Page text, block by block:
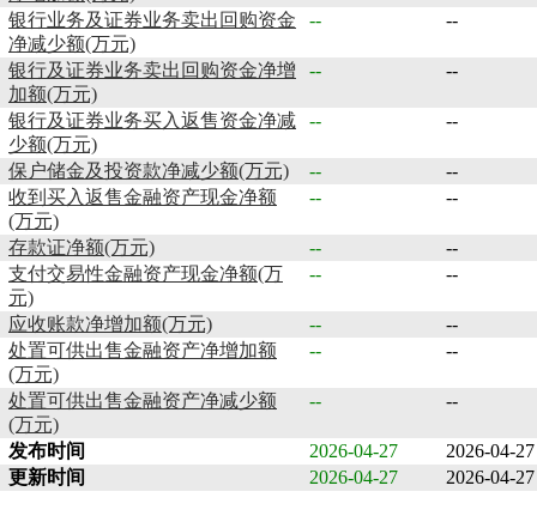
银行业务及证券业务卖出回购资金
净减少额(万元)
-- --
银行及证券业务卖出回购资金净增
加额(万元)
-- --
银行及证券业务买入返售资金净减
少额(万元)
-- --
保户储金及投资款净减少额(万元) --
--
收到买入返售金融资产现金净额
(万元)
-- --
存款证净额(万元) --
--
支付交易性金融资产现金净额(万
元)
-- --
应收账款净增加额(万元) --
--
处置可供出售金融资产净增加额
(万元)
-- --
处置可供出售金融资产净减少额
(万元)
-- --
发布时间 2026-04-27
2026-04-27
更新时间
2026-04-27 2026-04-27